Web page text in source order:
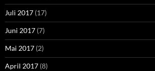
Juli 2017 (17)
Juni 2017 (7)
Mai 2017 (2)
April 2017 (8)